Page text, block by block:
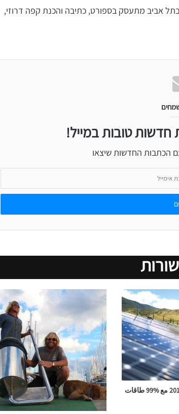
היום בתל אביב מתעסק בספורט, כתיבה והכנת קפה דרוזי,
חדשות טובות במייל!
הכתבות החדשות שיצאו
كوستا ريكا تختم سنة 2015 مع %99 طاقات